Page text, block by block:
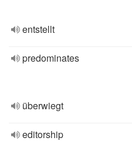
entstellt
predominates
überwiegt
editorship